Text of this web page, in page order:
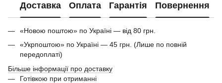
Доставка Оплата Гарантія Повернення
«Новою поштою» по Україні — від 80 грн.
«Укрпоштою» по Україні — 45 грн. (Лише по повній
передоплаті)
Більше інформації про доставку
Готівкою при отриманні